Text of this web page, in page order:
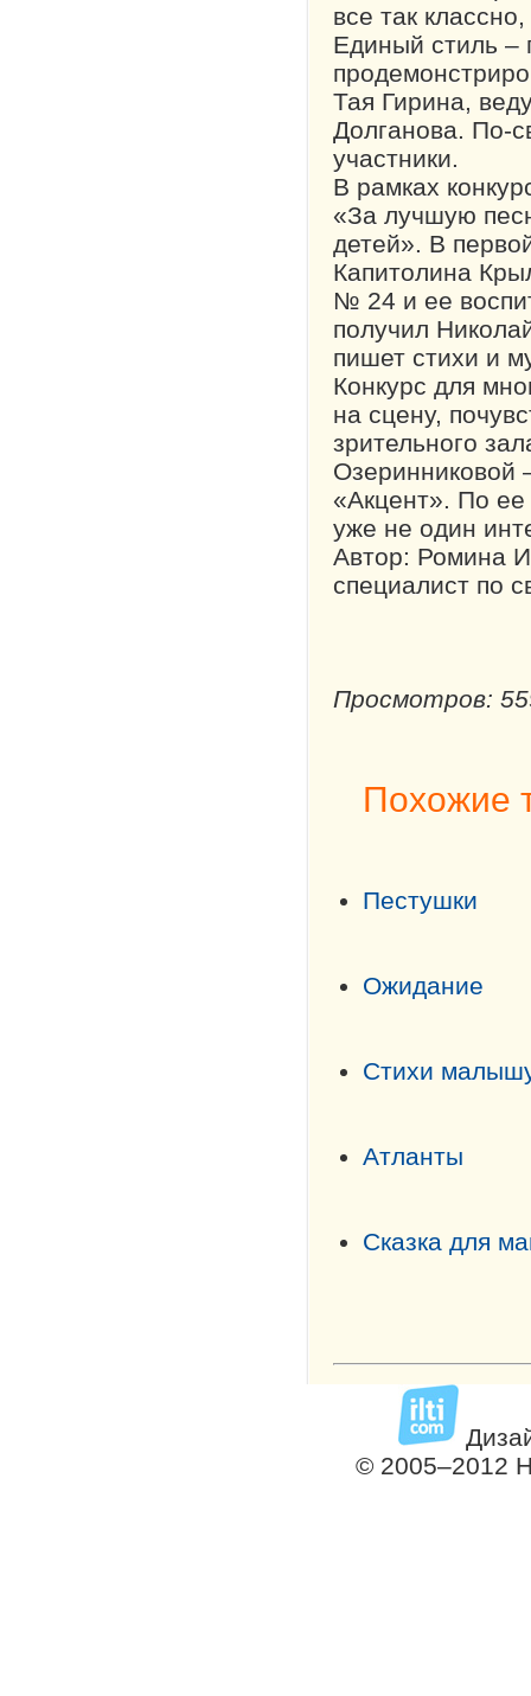
все так
Единый стиль –
Тая Гирина,
Долганова. По-
участники.
В рамках
«За лучшую
детей». В
Капитолина
№ 24 и ее
получил
пишет стихи и
Конкурс для
на сцену,
зрительного
Озеринниковой
«Акцент». По ее
уже не один
Автор: Ромина
специалист по
Просмотров:
Похожие
Пестушки
Ожидание
Стихи
Атланты
Сказка для
© 2005–2012